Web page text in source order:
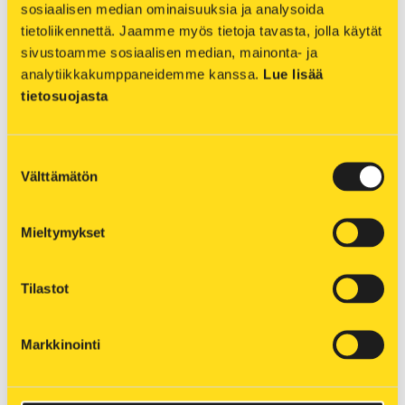
sosiaalisen median ominaisuuksia ja analysoida
tietoliikennettä. Jaamme myös tietoja tavasta, jolla käytät
sivustoamme sosiaalisen median, mainonta- ja
analytiikkakumppaneidemme kanssa. Lue lisää
tietosuojasta
valinta
Välttämätön
Mieltymykset
Tilastot
Markkinointi
Haketuksesta vastaa Kuopion Energialle
puupolttoainetta toimittava urakoitsija
Energiapalvelu Väisänen.
Pahoittelemme haketuksesta mahdollisesti
Matti Voutilainen
matti.voutilainen@kuopionenergia.fi